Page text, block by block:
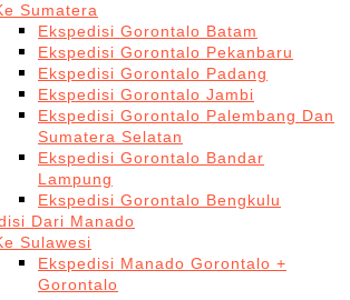
Sumatera
Ekspedisi Gorontalo Batam
Ekspedisi Gorontalo Pekanbaru
Ekspedisi Gorontalo Padang
Ekspedisi Gorontalo Jambi
Ekspedisi Gorontalo Palembang Dan
Sumatera Selatan
Ekspedisi Gorontalo Bandar
Lampung
Ekspedisi Gorontalo Bengkulu
Dari Manado
Sulawesi
Ekspedisi Manado Gorontalo +
Gorontalo